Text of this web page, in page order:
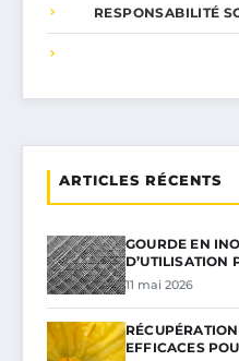
RESPONSABILITÉ
ARTICLES RÉCENTS
GOURDE EN
D’UTILISATION
11 mai 2026
EFFICACES